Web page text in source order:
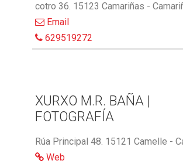
cotro 36. 15123 Camariñas -
Email
629519272
XURXO M.R. BAÑA |
FOTOGRAFÍA
Rúa Principal 48. 15121 Camelle -
Web